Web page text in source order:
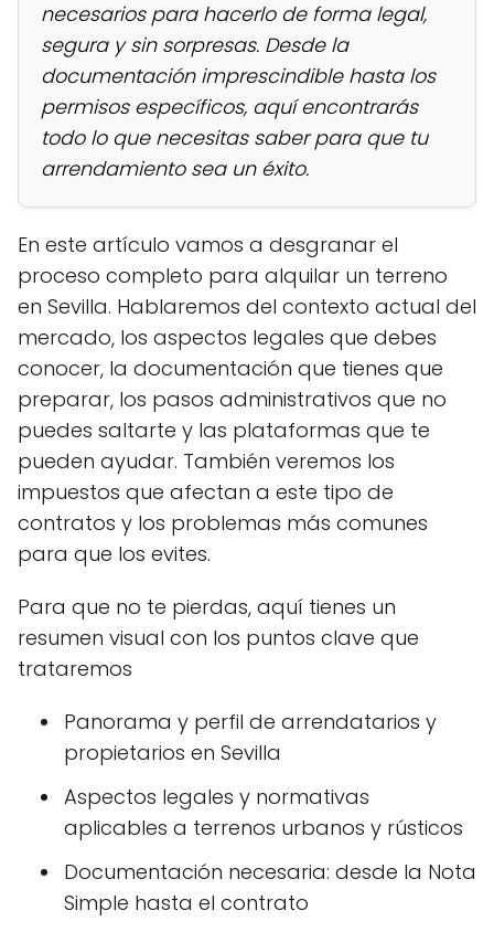
necesarios para hacerlo de forma legal,
segura y sin sorpresas. Desde la
documentación imprescindible hasta los
permisos específicos, aquí encontrarás
todo lo que necesitas saber para que tu
arrendamiento sea un éxito.
En este artículo vamos a desgranar el
proceso completo para alquilar un terreno
en Sevilla. Hablaremos del contexto actual del
mercado, los aspectos legales que debes
conocer, la documentación que tienes que
preparar, los pasos administrativos que no
puedes saltarte y las plataformas que te
pueden ayudar. También veremos los
impuestos que afectan a este tipo de
contratos y los problemas más comunes
para que los evites.
Para que no te pierdas, aquí tienes un
resumen visual con los puntos clave que
trataremos
Panorama y perfil de arrendatarios y
propietarios en Sevilla
Aspectos legales y normativas
aplicables a terrenos urbanos y rústicos
Documentación necesaria: desde la Nota
Simple hasta el contrato